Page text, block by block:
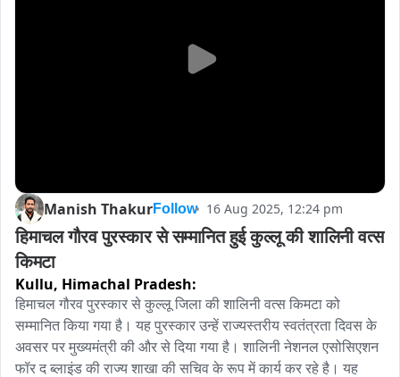
Manish ThakurFollow 16 Aug 2025, 12:24 pm
हिमाचल गौरव पुरस्कार से सम्मानित हुई कुल्लू की शालिनी वत्स
किमटा
Kullu, Himachal Pradesh:
हिमाचल गौरव पुरस्कार से कुल्लू जिला की शालिनी वत्स किमटा को
सम्मानित किया गया है। यह पुरस्कार उन्हें राज्यस्तरीय स्वतंत्रता दिवस के
अवसर पर मुख्यमंत्री की और से दिया गया है। शालिनी नेशनल एसोसिएशन
फॉर द ब्लाइंड की राज्य शाखा की सचिव के रूप में कार्य कर रहे है। यह